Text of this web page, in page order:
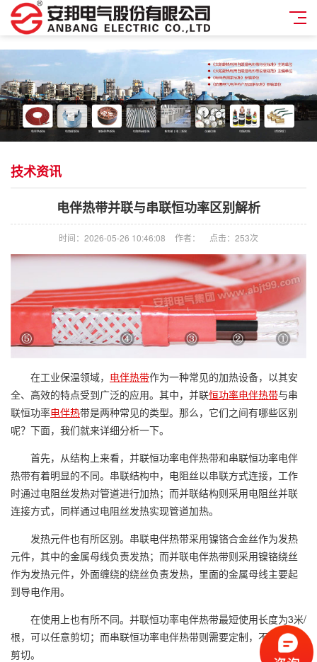
技术资讯
电伴热带并联与串联恒功率区别解析
时间：2026-05-26 10:46:08 作者： 点击： 253次
在工业保温领域， 电伴热带作为一种常见的加热设备，以其安
全、高效的特点受到广泛的应用。其中，并联恒功率电伴热带与串
联恒功率电伴热带是两种常见的类型。那么，它们之间有哪些区别
呢？下面，我们就来详细分析一下。
首先，从结构上来看，并联恒功率电伴热带和串联恒功率电伴
热带有着明显的不同。串联结构中，电阻丝以串联方式连接，工作
时通过电阻丝发热对管道进行加热；而并联结构则采用电阻丝并联
连接方式，同样通过电阻丝发热实现管道加热。
发热元件也有所区别。串联电伴热带采用镍铬合金丝作为发热
元件，其中的金属母线负责发热；而并联电伴热带则采用镍铬绕丝
作为发热元件，外面缠绕的绕丝负责发热，里面的金属母线主要起
到导电作用。
在使用上也有所不同。并联恒功率电伴热带最短使用长度为3米/
根，可以任意剪切；而串联恒功率电伴热带则需要定制，不能任意
剪切。